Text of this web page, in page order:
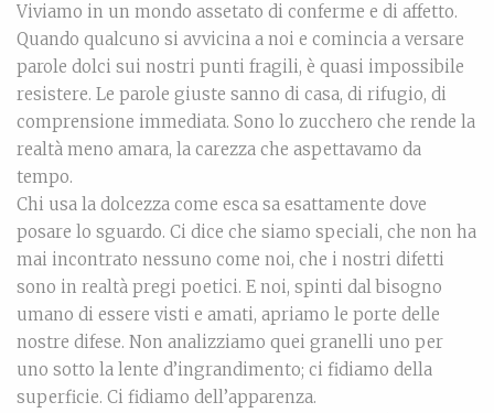
Viviamo in un mondo assetato di conferme e di affetto.
Quando qualcuno si avvicina a noi e comincia a versare
parole dolci sui nostri punti fragili, è quasi impossibile
resistere. Le parole giuste sanno di casa, di rifugio, di
comprensione immediata. Sono lo zucchero che rende la
realtà meno amara, la carezza che aspettavamo da
tempo.
Chi usa la dolcezza come esca sa esattamente dove
posare lo sguardo. Ci dice che siamo speciali, che non ha
mai incontrato nessuno come noi, che i nostri difetti
sono in realtà pregi poetici. E noi, spinti dal bisogno
umano di essere visti e amati, apriamo le porte delle
nostre difese. Non analizziamo quei granelli uno per
uno sotto la lente d’ingrandimento; ci fidiamo della
superficie. Ci fidiamo dell’apparenza.